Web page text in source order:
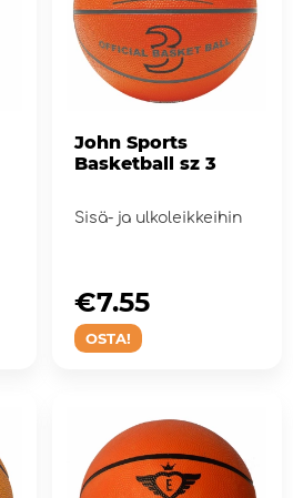
John Sports
Basketball sz 3
Sisä- ja ulkoleikkeihin
OSTA!
€7.55